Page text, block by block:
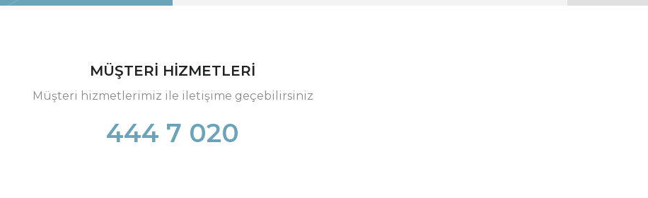
MÜŞTERİ HİZMETLERİ
Müşteri hizmetlerimiz ile iletişime geçebilirsiniz
444 7 020